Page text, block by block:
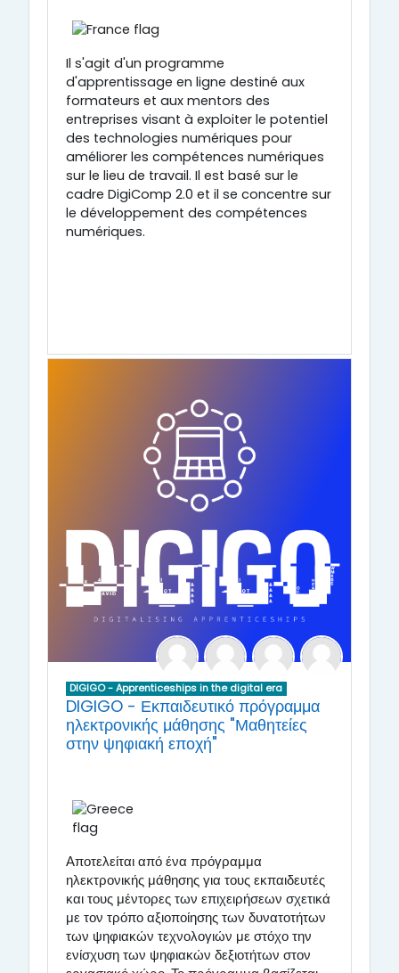
Il s'agit d'un programme
d'apprentissage en ligne destiné aux
formateurs et aux mentors des
entreprises visant à exploiter le potentiel
des technologies numériques pour
améliorer les compétences numériques
sur le lieu de travail. Il est basé sur le
cadre DigiComp 2.0 et il se concentre sur
le développement des compétences
numériques.
DIGIGO - Apprenticeships in the digital era
DIGIGO - Εκπαιδευτικό πρόγραμμα
ηλεκτρονικής μάθησης "Μαθητείες
στην ψηφιακή εποχή"
Αποτελείται από ένα πρόγραμμα
ηλεκτρονικής μάθησης για τους εκπαιδευτές
και τους μέντορες των επιχειρήσεων σχετικά
με τον τρόπο αξιοποίησης των δυνατοτήτων
των ψηφιακών τεχνολογιών με στόχο την
ενίσχυση των ψηφιακών δεξιοτήτων στον